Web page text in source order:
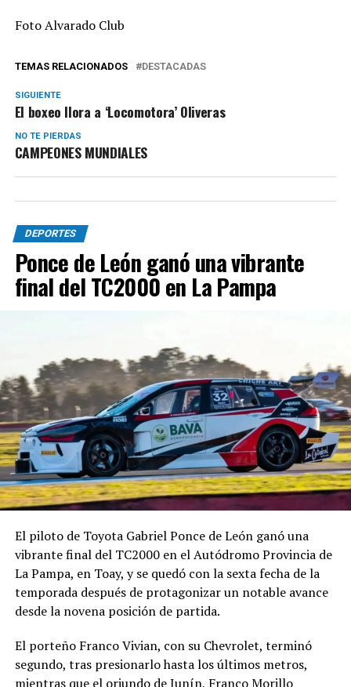
Foto Alvarado Club
TEMAS RELACIONADOS DESTACADAS
SIGUIENTE
El boxeo llora a ‘Locomotora’ Oliveras
NO TE PIERDAS
CAMPEONES MUNDIALES
DEPORTES
Ponce de León ganó una vibrante
final del TC2000 en La Pampa
El piloto de Toyota Gabriel Ponce de León ganó una
vibrante final del TC2000 en el Autódromo Provincia de
La Pampa, en Toay, y se quedó con la sexta fecha de la
temporada después de protagonizar un notable avance
desde la novena posición de partida.
El porteño Franco Vivian, con su Chevrolet, terminó
segundo, tras presionarlo hasta los últimos metros,
mientras que el oriundo de Junín, Franco Morillo